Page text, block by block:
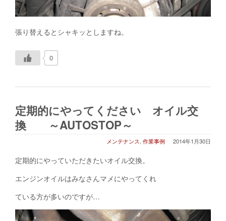
張り替えるとシャキッとしますね。
0
定期的にやってください オイル交
換 ～AUTOSTOP～
2014年1月30日
メンテナンス, 作業事例
定期的にやっていただきたいオイル交換。
エンジンオイルはみなさんマメにやってくれ
ている方が多いのですが…